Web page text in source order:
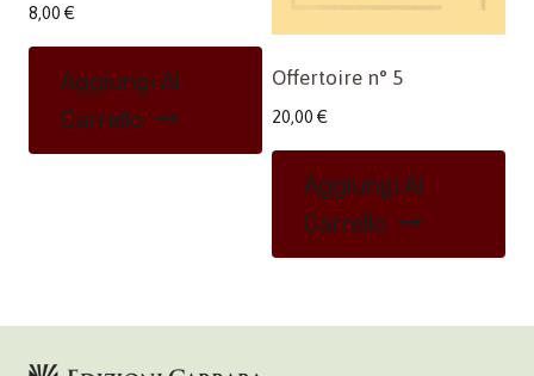
8,00 €
Aggiungi Al
Carrello
Offertoire n° 5
20,00 €
Aggiungi Al
Carrello